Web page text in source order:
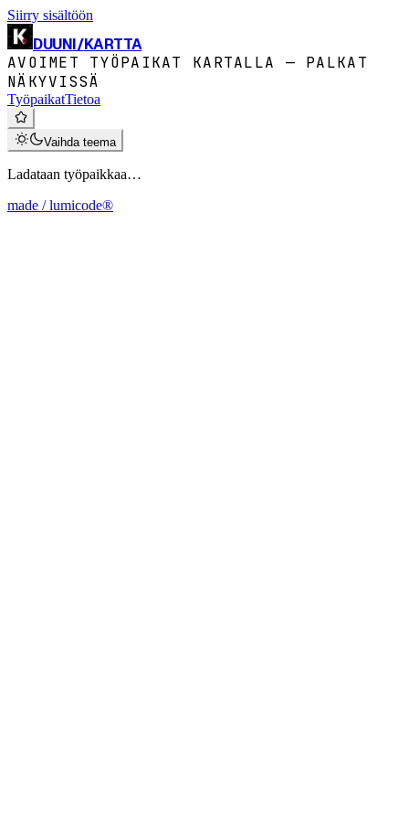
Siirry sisältöön
DUUNI/KARTTA
AVOIMET TYÖPAIKAT KARTALLA — PALKAT
NÄKYVISSÄ
TyöpaikatTietoa
Vaihda teema
Ladataan työpaikkaa…
made / lumicode®